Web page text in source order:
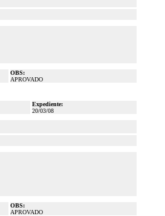
OBS:
APROVADO
Expediente:
20/03/08
OBS:
APROVADO